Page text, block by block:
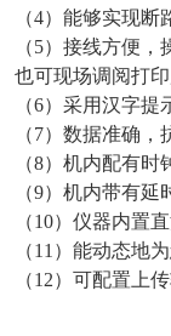
（4）能够实现
（5）接线方便
也可现场调阅打
（6）采用汉字
（7）数据准确
（8）机内配有
（9）机内带有
（10）仪器内置
（11）能动态地
（12）可配置上